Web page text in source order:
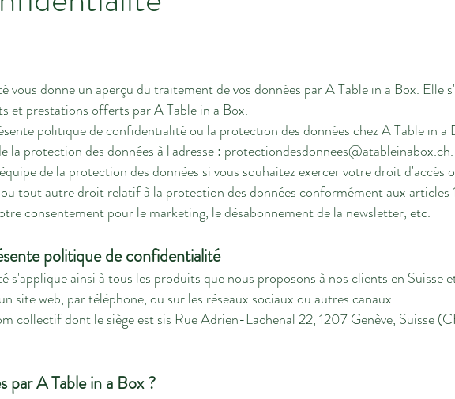
vous donne un aperçu du traitement de vos données par A Table in a Box. Elle
et prestations offerts par A Table in a Box.
politique de confidentialité ou la protection des données chez A Table in a
la protection des données à l'adresse : protectiondesdonnees@atableinabox.ch
de la protection des données si vous souhaitez exercer votre droit d'accès
tout autre droit relatif à la protection des données conformément aux articles
consentement pour le marketing, le désabonnement de la newsletter, etc.
politique de confidentialité
ainsi à tous les produits que nous proposons à nos clients en Suisse
site web, par téléphone, ou sur les réseaux sociaux ou autres canaux.
collectif dont le siège est sis Rue Adrien-Lachenal 22, 1207 Genève, Suisse
par A Table in a Box ?